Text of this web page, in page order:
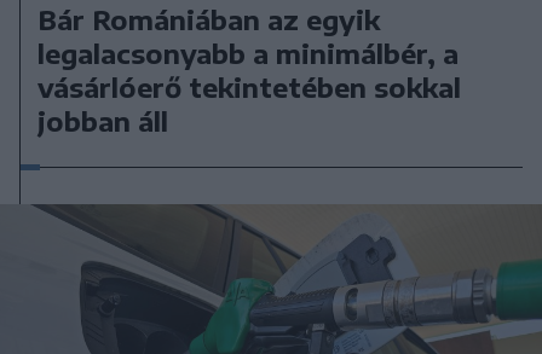
Bár Romániában az egyik
legalacsonyabb a minimálbér, a
vásárlóerő tekintetében sokkal
jobban áll